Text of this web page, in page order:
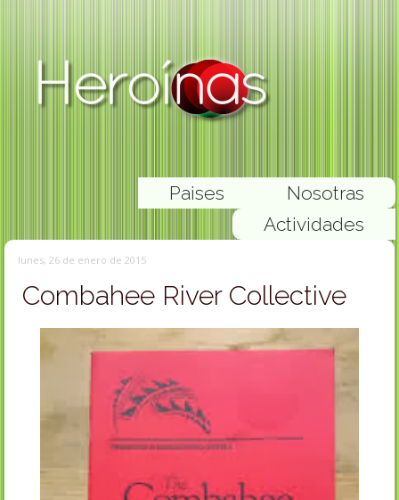
Nosotras
Paises
Actividades
lunes, 26 de enero de 2015
Combahee River Collective